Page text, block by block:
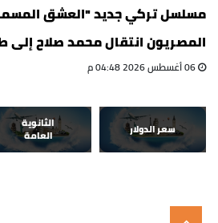
مسلسل تركي جديد "العشق
المصريون انتقال محمد صلاح إلى
سعر الدولار
الثانوية
العامة